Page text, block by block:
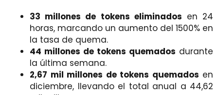
33 millones de tokens eliminados en 24
horas, marcando un aumento del 1500% en
la tasa de quema.
44 millones de tokens quemados durante
la última semana.
2,67 mil millones de tokens quemados en
diciembre, llevando el total anual a 44,62